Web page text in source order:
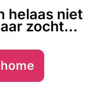
helaas niet
zocht...